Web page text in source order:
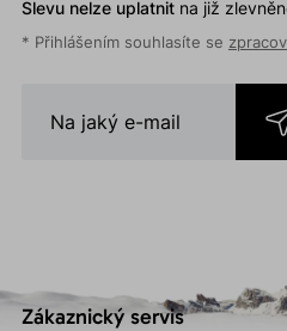
Slevu nelze uplatnitna již
* Přihlášením souhlasíte se
Zákaznický servis